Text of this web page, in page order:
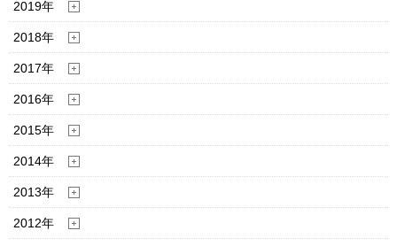
2019年
2018年
2017年
2016年
2015年
2014年
2013年
2012年